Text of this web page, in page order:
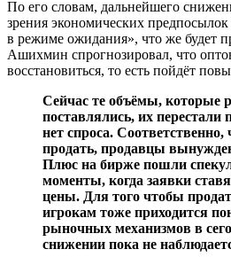
По его словам, дальнейшего
зрения экономических
в режиме ожидания», что же будет
Ашихмин спрогнозировал, что
восстановиться, то есть пойдёт
Сейчас те объёмы, которые
поставлялись, их перестали
нет спроса.
продать, продавцы
Плюс на бирже пошли
моменты, когда заявки
цены. Для того чтобы
игрокам тоже приходится
рыночных механизмов в
снижении пока не